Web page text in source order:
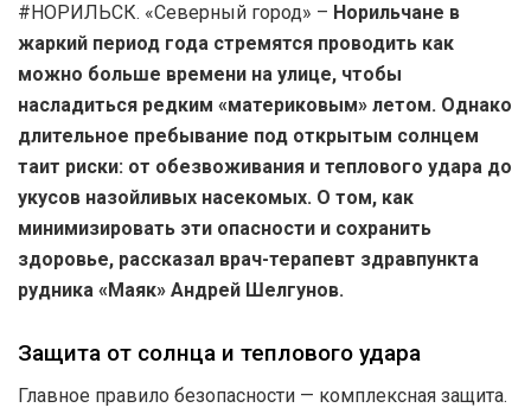
#НОРИЛЬСК. «Северный город» – Норильчане в
жаркий период года стремятся проводить как
можно больше времени на улице, чтобы
насладиться редким «материковым» летом. Однако
длительное пребывание под открытым солнцем
таит риски: от обезвоживания и теплового удара до
укусов назойливых насекомых. О том, как
минимизировать эти опасности и сохранить
здоровье, рассказал врач-терапевт здравпункта
рудника «Маяк» Андрей Шелгунов.
Защита от солнца и теплового удара
Главное правило безопасности — комплексная защита.